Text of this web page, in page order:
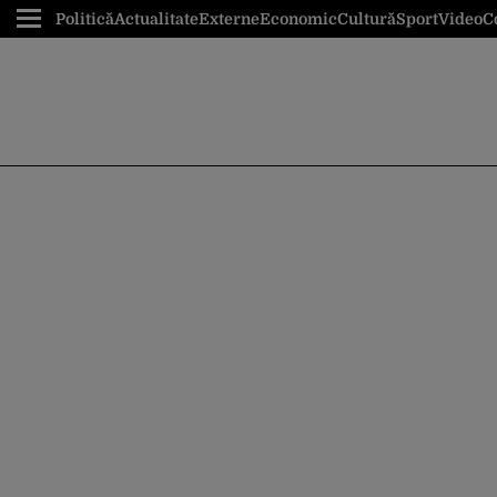
PoliticăActualitateExterneEconomicCulturăSportVideo